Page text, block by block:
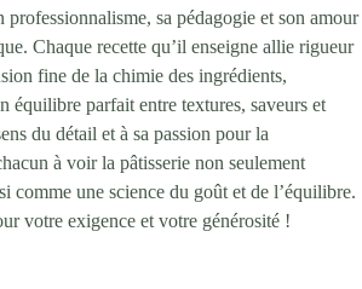
sa pédagogie et son amour
Chaque recette qu’il enseigne allie rigueur
fine de la chimie des ingrédients,
équilibre parfait entre textures, saveurs et
du détail et à sa passion pour la
à voir la pâtisserie non seulement
comme une science du goût et de l’équilibre.
votre exigence et votre générosité !